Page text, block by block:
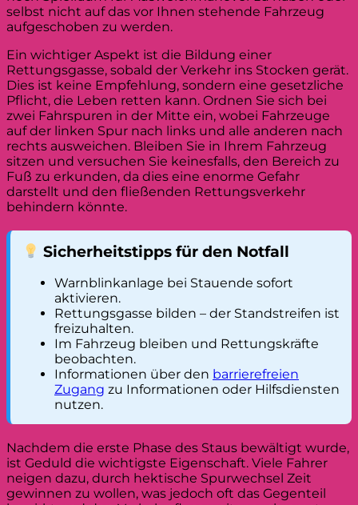
selbst nicht auf das vor Ihnen stehende Fahrzeug
aufgeschoben zu werden.
Ein wichtiger Aspekt ist die Bildung einer
Rettungsgasse, sobald der Verkehr ins Stocken gerät.
Dies ist keine Empfehlung, sondern eine gesetzliche
Pflicht, die Leben retten kann. Ordnen Sie sich bei
zwei Fahrspuren in der Mitte ein, wobei Fahrzeuge
auf der linken Spur nach links und alle anderen nach
rechts ausweichen. Bleiben Sie in Ihrem Fahrzeug
sitzen und versuchen Sie keinesfalls, den Bereich zu
Fuß zu erkunden, da dies eine enorme Gefahr
darstellt und den fließenden Rettungsverkehr
behindern könnte.
Sicherheitstipps für den Notfall
Warnblinkanlage bei Stauende sofort
aktivieren.
Rettungsgasse bilden – der Standstreifen ist
freizuhalten.
Im Fahrzeug bleiben und Rettungskräfte
beobachten.
Informationen über den barrierefreien
Zugang zu Informationen oder Hilfsdiensten
nutzen.
Nachdem die erste Phase des Staus bewältigt wurde,
ist Geduld die wichtigste Eigenschaft. Viele Fahrer
neigen dazu, durch hektische Spurwechsel Zeit
gewinnen zu wollen, was jedoch oft das Gegenteil